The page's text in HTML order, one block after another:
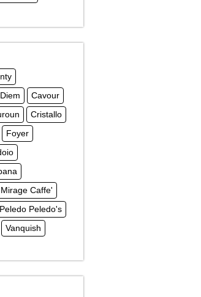
Cavour
Cristallo
Foyer
Mirage Caffe'
Peledo Peledo's
Vanquish